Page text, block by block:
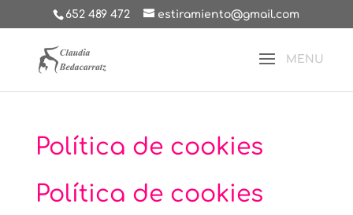
652 489 472 estiramiento@gmail.com
Política de cookies
Política de cookies